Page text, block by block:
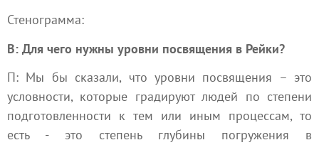
Стенограмма:
В: Для чего нужны уровни посвящения в Рейки?
П: Мы бы сказали, что уровни посвящения – это
условности, которые градируют людей по степени
подготовленности к тем или иным процессам, то
есть - это степень глубины погружения в